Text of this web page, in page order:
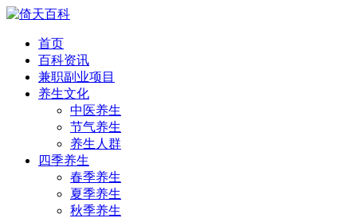
首页
百科资讯
兼职副业项目
养生文化
中医养生
节气养生
养生人群
四季养生
春季养生
夏季养生
秋季养生